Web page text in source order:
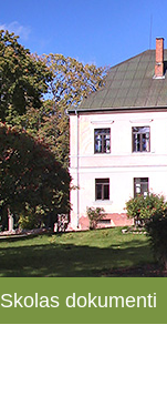
Skolas dokumenti